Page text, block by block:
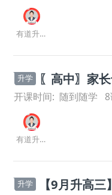
有道升学规划师
升学 〖高中〗家
开课时间: 随到随学 8
有道升学规划师
升学 【9月升高